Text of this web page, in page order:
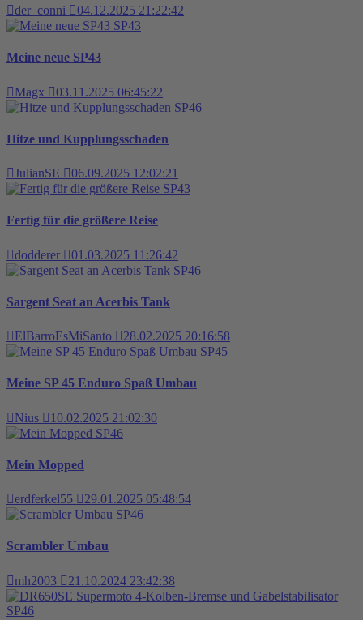
der_conni
04.12.2025 21:22:42
SP43
Meine neue SP43
Magx
03.11.2025 06:45:22
SP46
Hitze und Kupplungsschaden
JulianSE
06.09.2025 12:02:21
SP43
Fertig für die größere Reise
dodderer
01.03.2025 11:26:42
SP46
Sargent Seat an Acerbis Tank
ElBarroEsMiSanto
28.02.2025 20:16:58
SP45
Meine SP 45 Enduro Spaß Umbau
Nius
10.02.2025 21:02:30
SP46
Mein Mopped
erdferkel55
29.01.2025 05:48:54
SP46
Scrambler Umbau
mh2003 21.10.2024 23:42:38
SP46